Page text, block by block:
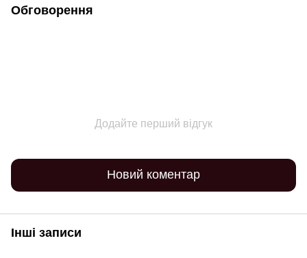
Обговорення
Додайте перший відгук
Новий коментар
Інші записи